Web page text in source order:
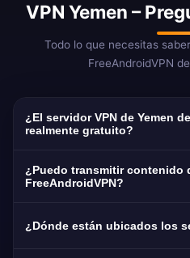
VPN Yemen –
Todo lo que necesitas
FreeAndroidVPN
¿El servidor VPN de Yemen
realmente gratuito?
FreeAndroidVPN son
de crédito requerida.
¿Puedo transmitir contenido
FreeAndroidVPN?
¿Dónde están ubicados los